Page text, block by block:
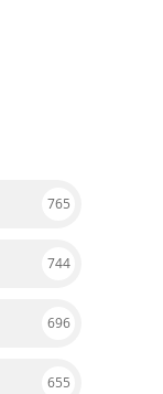
765
744
696
655